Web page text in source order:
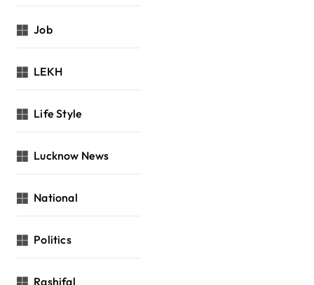
Job
LEKH
Life Style
Lucknow News
National
Politics
Rashifal